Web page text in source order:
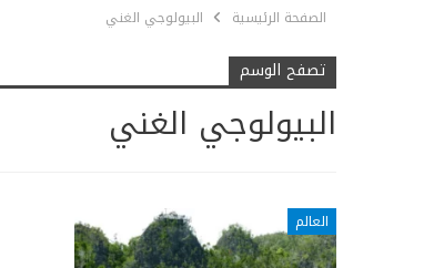
الصفحة الرئيسية البيولوجي الغني
تصفح الوسم
البيولوجي الغني
العالم